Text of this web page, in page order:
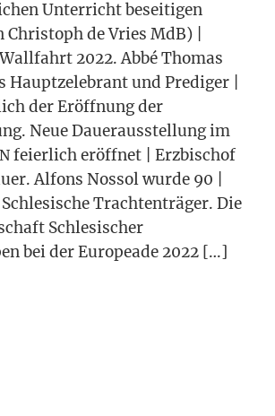
Unter­richt besei­ti­gen
de Vries MdB) |
2022. Abbé Tho­mas
und Pre­di­ger |
der Eröff­nung der
Neue Dau­er­aus­stel­lung im
fei­er­lich eröff­net | Erz­bi­schof
Alfons Nos­sol wur­de 90 |
Trach­ten­trä­ger. Die
Schle­si­scher
bei der Euro­pea­de 2022 […]